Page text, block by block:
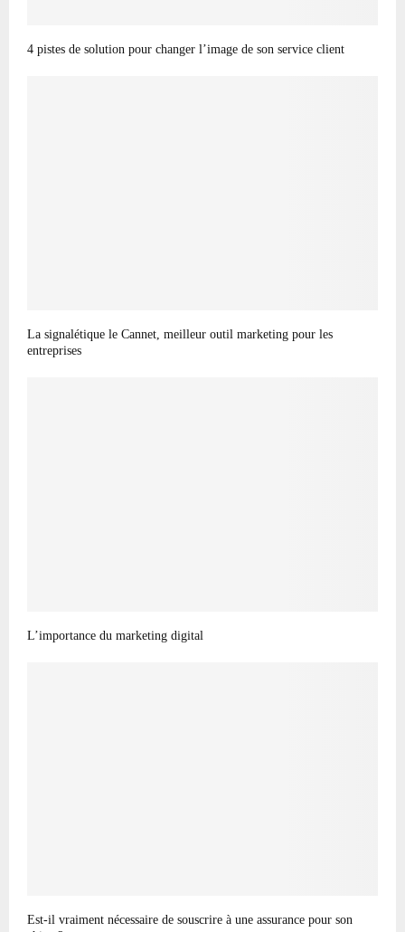
4 pistes de solution pour changer l’image de son service client
La signalétique le Cannet, meilleur outil marketing pour les
entreprises
L’importance du marketing digital
Est-il vraiment nécessaire de souscrire à une assurance pour son